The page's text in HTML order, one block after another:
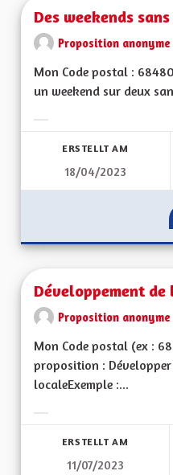
Des weekends
Proposition anonyme
Mon Code postal :
un weekend sur deux
ERSTELLT AM
18/04/2023
Développement
Proposition anonyme
Mon Code postal (ex :
proposition :
localeExemple :...
ERSTELLT AM
11/07/2023